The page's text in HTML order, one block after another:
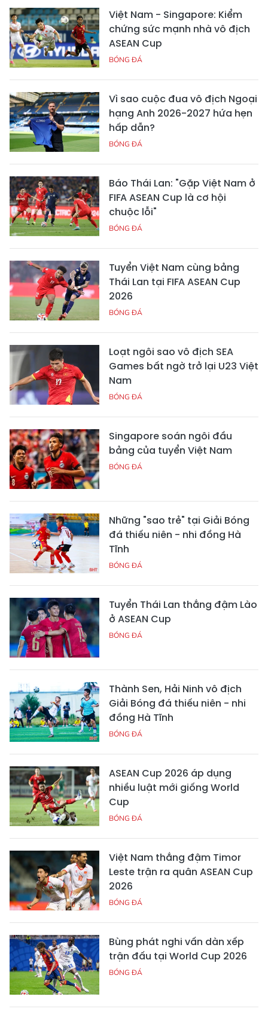
Việt Nam - Singapore: Kiểm
chứng sức mạnh nhà vô địch
ASEAN Cup
BÓNG ĐÁ
Vì sao cuộc đua vô địch Ngoại
hạng Anh 2026-2027 hứa hẹn
hấp dẫn?
BÓNG ĐÁ
Báo Thái Lan: "Gặp Việt Nam ở
FIFA ASEAN Cup là cơ hội
chuộc lỗi"
BÓNG ĐÁ
Tuyển Việt Nam cùng bảng
Thái Lan tại FIFA ASEAN Cup
2026
BÓNG ĐÁ
Loạt ngôi sao vô địch SEA
Games bất ngờ trở lại U23 Việt
Nam
BÓNG ĐÁ
Singapore soán ngôi đầu
bảng của tuyển Việt Nam
BÓNG ĐÁ
Những "sao trẻ" tại Giải Bóng
đá thiếu niên - nhi đồng Hà
Tĩnh
BÓNG ĐÁ
Tuyển Thái Lan thắng đậm Lào
ở ASEAN Cup
BÓNG ĐÁ
Thành Sen, Hải Ninh vô địch
Giải Bóng đá thiếu niên - nhi
đồng Hà Tĩnh
BÓNG ĐÁ
ASEAN Cup 2026 áp dụng
nhiều luật mới giống World
Cup
BÓNG ĐÁ
Việt Nam thắng đậm Timor
Leste trận ra quân ASEAN Cup
2026
BÓNG ĐÁ
Bùng phát nghi vấn dàn xếp
trận đấu tại World Cup 2026
BÓNG ĐÁ